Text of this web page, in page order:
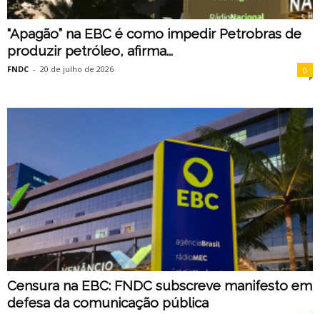
“Apagão” na EBC é como impedir Petrobras de
produzir petróleo, afirma...
FNDC - 20 de julho de 2026 0
Censura na EBC: FNDC subscreve manifesto em
defesa da comunicação pública